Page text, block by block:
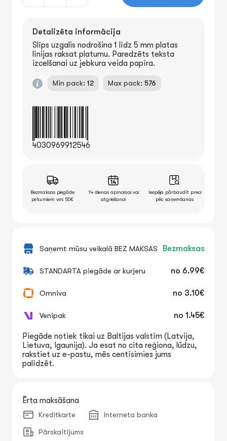
Detalizēta informācija
Slīps uzgalis nodrošina 1 līdz 5 mm platas
līnijas raksat platumu. Paredzēts teksta
izcelšanai uz jebkura veida papīra.
Min pack: 12 Max pack: 576
4030969912546
Bezmaksas piegāde
pirkumiem virs 50€
14 dienas apmaiņai vai
atgriešanai
Iespēja pārbaudīt preci
pēc saņemšanas
Saņemt mūsu veikalā BEZ MAKSAS Bezmaksas
STANDARTA piegāde ar kurjeru no 6.99€
Omniva no 3.10€
Venipak no 1.45€
Piegāde notiek tikai uz Baltijas valstīm (Latvija,
Lietuva, Igaunija). Ja esat no cita reģiona, lūdzu,
rakstiet uz e-pastu, mēs centīsimies jums
palīdzēt.
Ērta maksāšana
Kredītkarte Interneta banka
Pārskaitījums